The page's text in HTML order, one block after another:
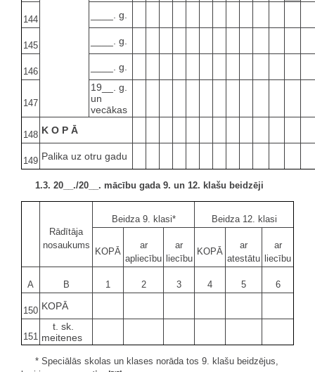
144 ____. g.
145 ____. g.
146 ____. g.
147
19__. g.
un
vecākas
148 K O P Ā
149 Palika uz otru gadu
1.3. 20__./20__. mācību gada 9. un 12. klašu beidzēji
Rādītāja
nosaukums
Beidza 9. klasi* Beidza 12. klasi
KOPĀ
ar
apliecību
ar
liecību
KOPĀ
ar
atestātu
ar
liecību
A B 1 2 3 4 5 6
150 KOPĀ
151
t. sk.
meitenes
* Speciālās skolas un klases norāda tos 9. klašu beidzējus,